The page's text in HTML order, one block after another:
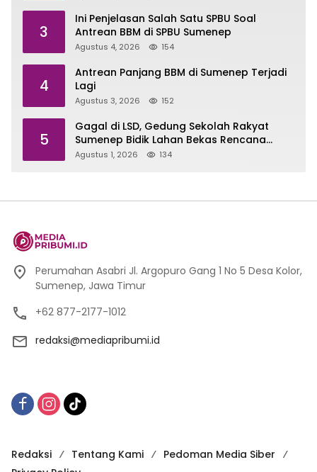
3
Ini Penjelasan Salah Satu SPBU Soal
Antrean BBM di SPBU Sumenep
Agustus 4, 2026 154
4
Antrean Panjang BBM di Sumenep Terjadi
Lagi
Agustus 3, 2026 152
5
Gagal di LSD, Gedung Sekolah Rakyat
Sumenep Bidik Lahan Bekas Rencana
Sport Center
Agustus 1, 2026 134
Perumahan Asabri Jl. Argopuro Gang 1 No 5 Desa Kolor,
Sumenep, Jawa Timur
+62 877-2177-1012
redaksi@mediapribumi.id
Redaksi Tentang Kami
Pedoman Media Siber